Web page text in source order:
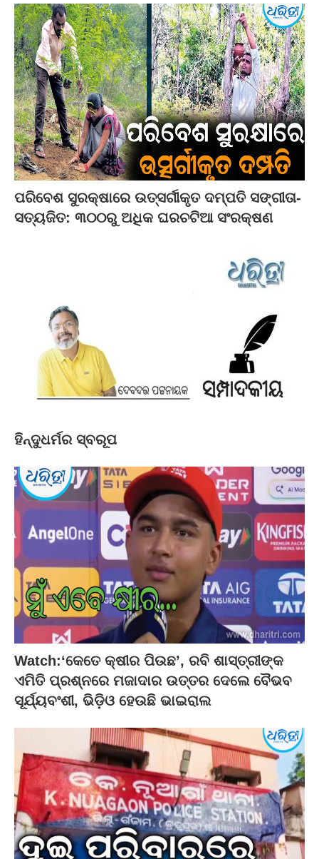
ପରିବେଶ ସୁରକ୍ଷାରେ ଉତ୍ସର୍ଗୀକୃତ ଦମ୍ପତି ସଙ୍ଗୀତା-
ସତ୍ୟଜିତ: ୩୦୦ରୁ ଅଧିକ ଘରଚଟିଆ ସଂରକ୍ଷଣ
ହିନ୍ଦୁଧର୍ମର ସ୍ବରୂପ
Watch:‘କେତେ କ୍ଷୀର ପିଉଛ’, ରବି ଶାସ୍ତ୍ରୀଙ୍କ
ଏମିତି ପ୍ରଶ୍ନରେ ମଜାଦାର ଉତ୍ତର ଦେଲେ ବୈଭବ
ସୂର୍ଯ୍ୟବଂଶୀ, ଭିଡ଼ିଓ ହେଉଛି ଭାଇରାଲ